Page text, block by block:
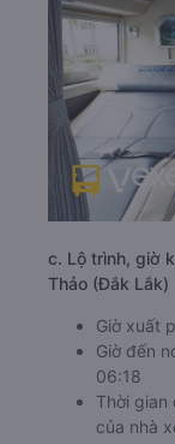
c. Lộ trình, giờ
Thảo (Đắk Lắk)
Giờ xuất
Giờ đến
06:18
Thời
của nhà